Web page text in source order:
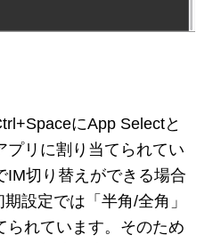
にApp Selectと
プリに割り当てられてい
IM切り替えができる場合
設定では「半角/全角」
られています。そのため